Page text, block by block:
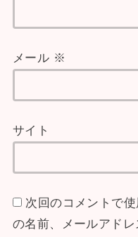
メール ※
サイト
次回のコメントで
の名前、メールアドレ